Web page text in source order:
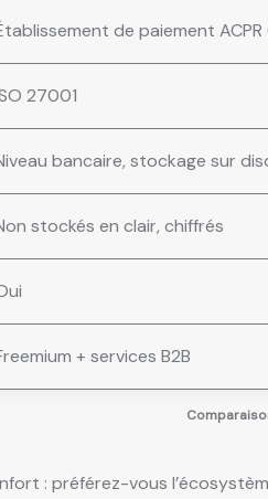
de paiement ACPR
27001
bancaire, stockage sur
stockés en clair, chiffrés
+ services B2B
: préférez-vous